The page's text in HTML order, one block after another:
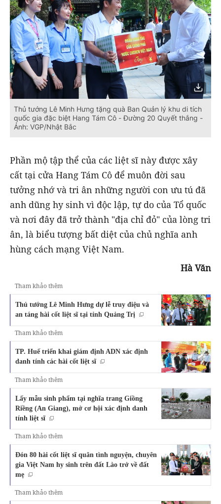
Thủ tướng Lê Minh Hưng tặng quà Ban Quản lý khu di tích
quốc gia đặc biệt Hang Tám Cô - Đường 20 Quyết thắng -
Ảnh: VGP/Nhật Bắc
Phần mộ tập thể của các liệt sĩ này được xây
cất tại cửa Hang Tám Cô để muôn đời sau
tưởng nhớ và tri ân những người con ưu tú đã
anh dũng hy sinh vì độc lập, tự do của Tổ quốc
và nơi đây đã trở thành "địa chỉ đỏ" của lòng tri
ân, là biểu tượng bất diệt của chủ nghĩa anh
hùng cách mạng Việt Nam.
Hà Văn
Tham khảo thêm
Thủ tướng Lê Minh Hưng dự lễ truy điệu và
an táng hài cốt liệt sĩ tại tỉnh Quảng Trị
Tham khảo thêm
TP. Huế triển khai giám định ADN xác định
danh tính các hài cốt liệt sĩ
Tham khảo thêm
Lấy mẫu sinh phẩm tại nghĩa trang Giồng
Riềng (An Giang), mở cơ hội xác định danh
tính liệt sĩ
Tham khảo thêm
Đón 80 hài cốt liệt sĩ quân tình nguyện, chuyên
gia Việt Nam hy sinh trên đất Lào trở về đất
mẹ
Tham khảo thêm